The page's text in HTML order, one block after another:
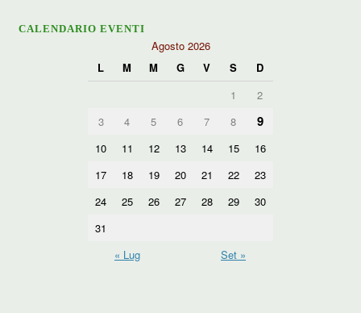
CALENDARIO EVENTI
Agosto 2026
L
M M G V S
D
1
2
3
4 5 6 7 8 9
10 11 12 13 14 15
16
17
18 19 20 21 22
23
24
25 26 27 28 29
30
31
« Lug
Set »